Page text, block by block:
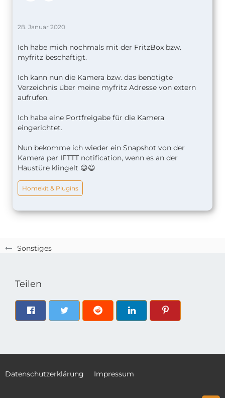
Sonstiges
28. Januar 2020
Ich habe mich nochmals mit der FritzBox bzw.
myfritz beschäftigt.
Ich kann nun die Kamera bzw. das benötigte
Verzeichnis über meine myfritz Adresse von extern
aufrufen.
Ich habe eine Portfreigabe für die Kamera
eingerichtet.
Nun bekomme ich wieder ein Snapshot von der
Kamera per IFTTT notification, wenn es an der
Haustüre klingelt 😃😃
Homekit & Plugins
Teilen
Datenschutzerklärung Impressum